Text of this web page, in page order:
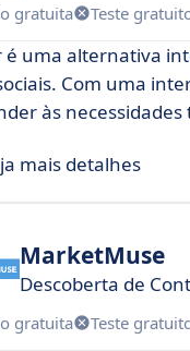
gratuita Teste
é uma alternativa
Com uma
às
mais detalhes
MarketMuse
Descoberta de
gratuita Teste